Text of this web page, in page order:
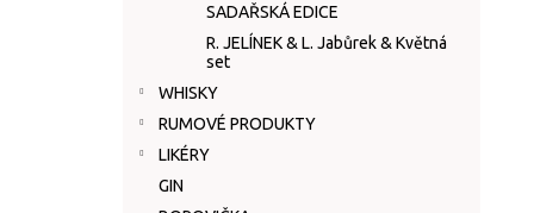
SADAŘSKÁ EDICE
R. JELÍNEK & L. Jabůrek & Květná
set
WHISKY
RUMOVÉ PRODUKTY
LIKÉRY
GIN